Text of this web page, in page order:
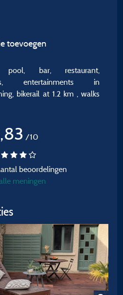
toevoegen
pool, bar, restaurant,
entertainments in
bikerail at 1.2 km , walks
/10
beoordelingen
meningen